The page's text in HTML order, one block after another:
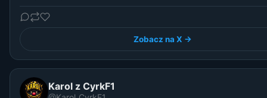
Zobacz na X →
Karol z CyrkF1